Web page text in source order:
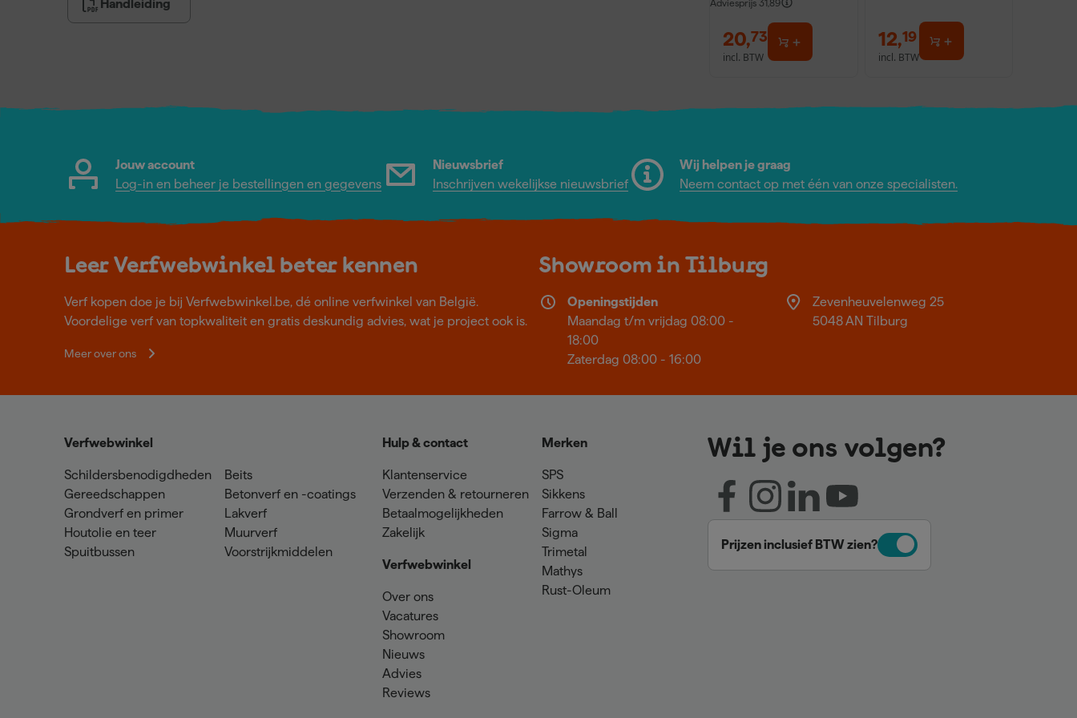
Handleiding Adviesprijs 31,89
20,73
incl. BTW
12,19
incl. BTW
Jouw account
Log-in en beheer je bestellingen en gegevens
Nieuwsbrief
Inschrijven wekelijkse nieuwsbrief
Wij helpen je graag
Neem contact op met één van onze specialisten.
Leer Verfwebwinkel beter kennen
Verf kopen doe je bij Verfwebwinkel.be, dé online verfwinkel van België.
Voordelige verf van topkwaliteit en gratis deskundig advies, wat je project ook is.
Meer over ons
Showroom in Tilburg
Openingstijden
Maandag t/m vrijdag 08:00 -
18:00
Zaterdag 08:00 - 16:00
Zevenheuvelenweg 25
5048 AN Tilburg
Verfwebwinkel
Schildersbenodigdheden
Gereedschappen
Grondverf en primer
Houtolie en teer
Spuitbussen
Beits
Betonverf en -coatings
Lakverf
Muurverf
Voorstrijkmiddelen
Hulp & contact
Klantenservice
Verzenden & retourneren
Betaalmogelijkheden
Zakelijk
Verfwebwinkel
Over ons
Vacatures
Showroom
Nieuws
Advies
Reviews
Merken
SPS
Sikkens
Farrow & Ball
Sigma
Trimetal
Mathys
Rust-Oleum
Wil je ons volgen?
Prijzen inclusief BTW zien?